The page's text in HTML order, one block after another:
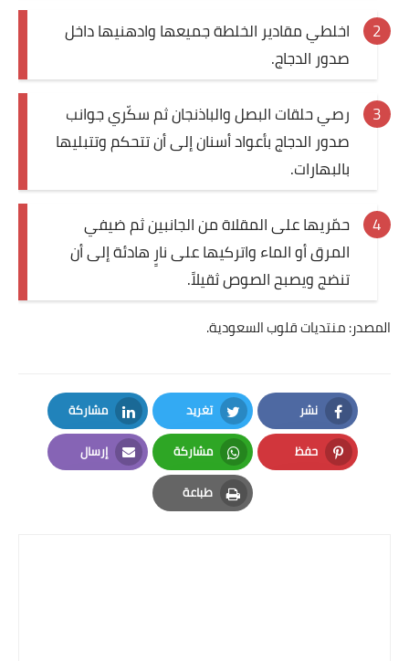
مسابقة المجلة
نصائح وفوائد
نصيحة اليوم
اخلطي مقادير الخلطة جميعها وادهنيها داخل
صدور الدجاج.
رصي حلقات البصل والباذنجان ثم سكّري جوانب
صدور الدجاج بأعواد أسنان إلى أن تتحكم وتتبليها
بالبهارات.
حمّريها على المقلاة من الجانبين ثم ضيفي
المرق أو الماء واتركيها على نارٍ هادئة إلى أن
تنضج ويصبح الصوص ثقيلاً.
المصدر: منتديات قلوب السعودية.
نشر
Facebook
تغريد
Twitter
مشاركة
LinkedIn
حفظ
Pinterest
مشاركة
Whatsapp
إرسال
Email
طباعة
Print